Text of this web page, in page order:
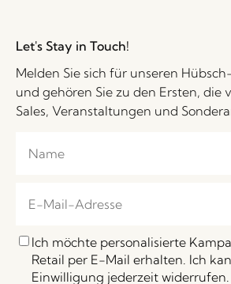
Let's Stay in Touch!
Melden Sie sich für unseren
und gehören Sie zu den Ersten, die
Sales, Veranstaltungen und
Ich möchte personalisierte
Retail per E-Mail erhalten. Ich
Einwilligung jederzeit